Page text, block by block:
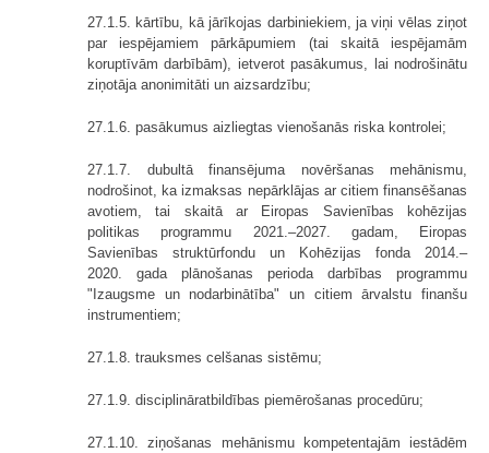
27.1.5. kārtību, kā jārīkojas darbiniekiem, ja viņi vēlas ziņot
par iespējamiem pārkāpumiem (tai skaitā iespējamām
koruptīvām darbībām), ietverot pasākumus, lai nodrošinātu
ziņotāja anonimitāti un aizsardzību;
27.1.6. pasākumus aizliegtas vienošanās riska kontrolei;
27.1.7. dubultā finansējuma novēršanas mehānismu,
nodrošinot, ka izmaksas nepārklājas ar citiem finansēšanas
avotiem, tai skaitā ar Eiropas Savienības kohēzijas
politikas programmu 2021.–2027. gadam, Eiropas
Savienības struktūrfondu un Kohēzijas fonda 2014.–
2020. gada plānošanas perioda darbības programmu
"Izaugsme un nodarbinātība" un citiem ārvalstu finanšu
instrumentiem;
27.1.8. trauksmes celšanas sistēmu;
27.1.9. disciplināratbildības piemērošanas procedūru;
27.1.10. ziņošanas mehānismu kompetentajām iestādēm